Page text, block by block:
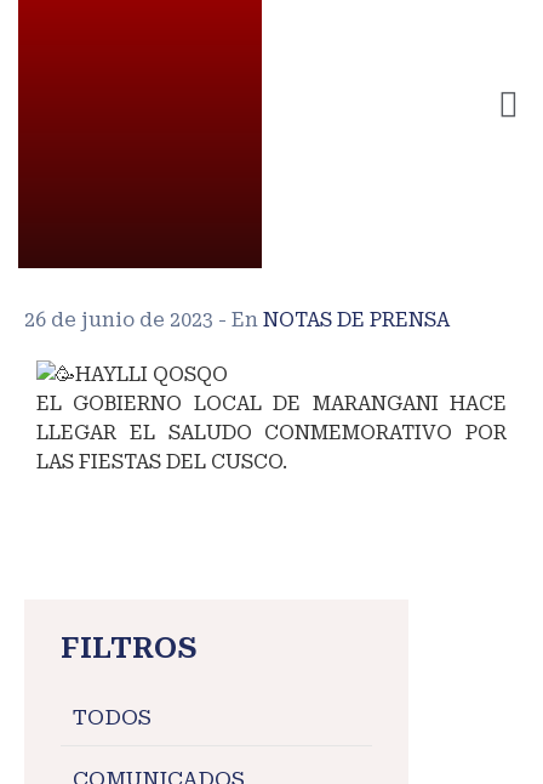
FILTROS
TODOS
COMUNICADOS
26 de junio de 2023 - En NOTAS DE PRENSA
HAYLLI QOSQO
EL GOBIERNO LOCAL DE MARANGANI HACE
LLEGAR EL SALUDO CONMEMORATIVO POR
LAS FIESTAS DEL CUSCO.